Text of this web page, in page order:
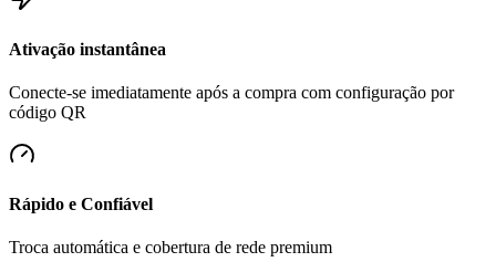
Ativação instantânea
Conecte-se imediatamente após a compra com configuração por
código QR
Rápido e Confiável
Troca automática e cobertura de rede premium